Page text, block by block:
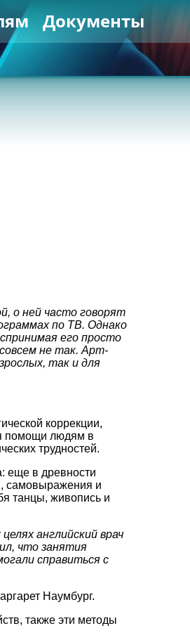
Документы
о ней часто говорят
по ТВ. Однако
его просто
не так. Арт-
так и для
коррекции,
помощи людям в
трудностей.
еще в древности
самовыражения и
танцы, живопись и
английский врач
что занятия
справиться с
Наумбург.
также эти методы